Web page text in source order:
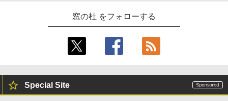
窓の杜 をフォローする
Special Site